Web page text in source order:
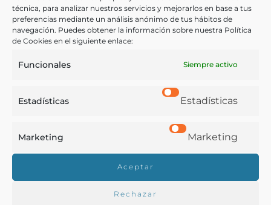
técnica, para analizar nuestros servicios y mejorarlos en base a tus
preferencias mediante un análisis anónimo de tus hábitos de
navegación. Puedes obtener la información sobre nuestra Política
de Cookies en el siguiente enlace:
Funcionales Siempre activo
Estadísticas Estadísticas
Marketing Marketing
Aceptar
Rechazar
Buscar en la biblioteca
Biblioteca digital Duque de Ahumada